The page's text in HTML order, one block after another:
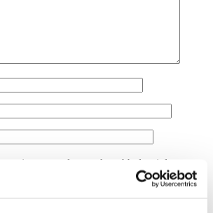
min e-postadress och webbplats i denna
gång jag skriver en kommentar.